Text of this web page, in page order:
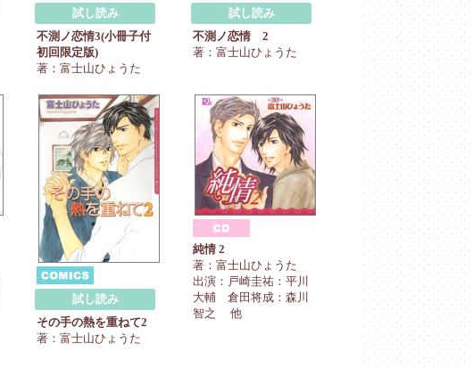
試し読み
不測ノ恋情3(小冊子付
初回限定版)
著：富士山ひょうた
試し読み
不測ノ恋情 2
著：富士山ひょうた
試し読み
その手の熱を重ねて2
著：富士山ひょうた
純情 2
著：富士山ひょうた
出演：戸崎圭祐：平川
大輔 倉田将成：森川
智之 他